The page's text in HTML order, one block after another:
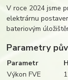
V roce 2024 jsme
elektrárnu
bateriovým
Parametry
Parametr
Výkon FVE